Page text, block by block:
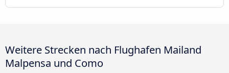
Weitere Strecken nach Flughafen Mailand
Malpensa und Como